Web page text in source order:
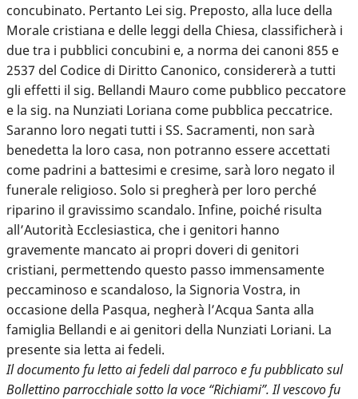
concubinato. Pertanto Lei sig. Preposto, alla luce della
Morale cristiana e delle leggi della Chiesa, classificherà i
due tra i pubblici concubini e, a norma dei canoni 855 e
2537 del Codice di Diritto Canonico, considererà a tutti
gli effetti il sig. Bellandi Mauro come pubblico peccatore
e la sig. na Nunziati Loriana come pubblica peccatrice.
Saranno loro negati tutti i SS. Sacramenti, non sarà
benedetta la loro casa, non potranno essere accettati
come padrini a battesimi e cresime, sarà loro negato il
funerale religioso. Solo si pregherà per loro perché
riparino il gravissimo scandalo. Infine, poiché risulta
all’Autorità Ecclesiastica, che i genitori hanno
gravemente mancato ai propri doveri di genitori
cristiani, permettendo questo passo immensamente
peccaminoso e scandaloso, la Signoria Vostra, in
occasione della Pasqua, negherà l’Acqua Santa alla
famiglia Bellandi e ai genitori della Nunziati Loriani. La
presente sia letta ai fedeli.
Il documento fu letto ai fedeli dal parroco e fu pubblicato sul
Bollettino parrocchiale sotto la voce “Richiami”. Il vescovo fu